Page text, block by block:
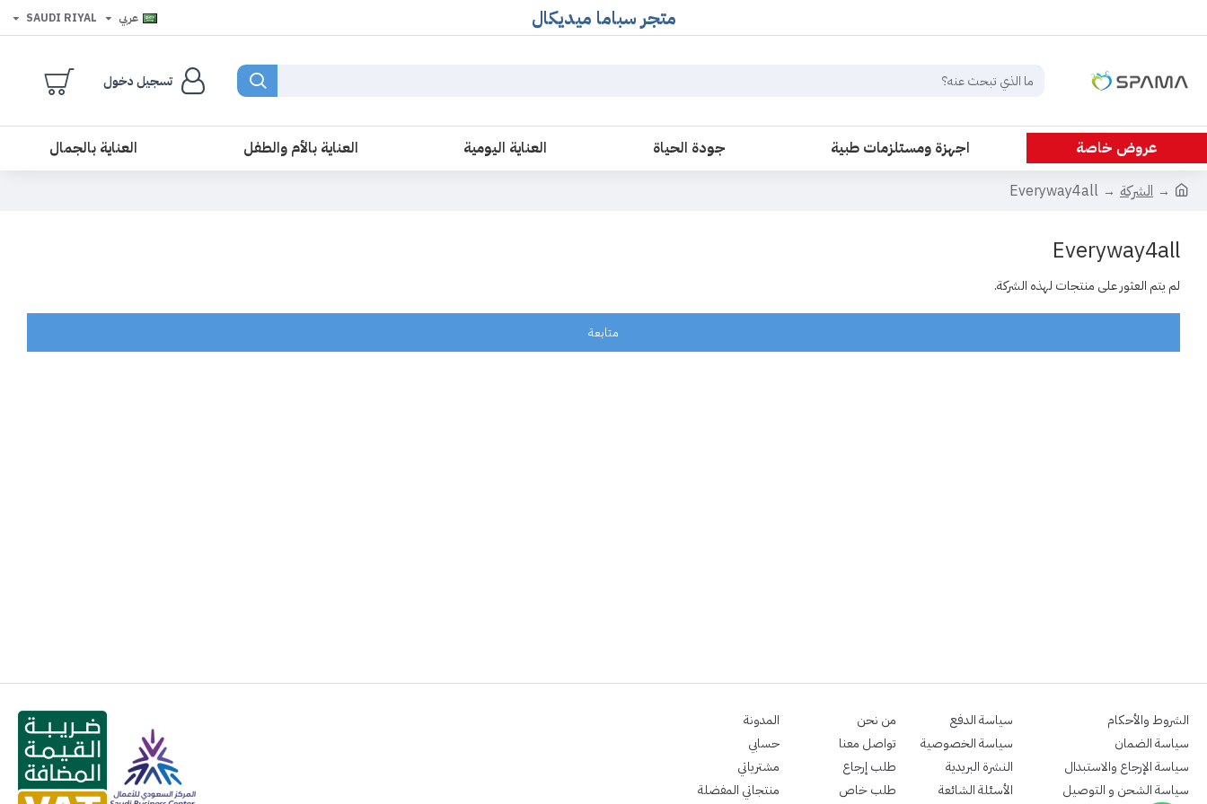
متجر سباما ميديكال عربي SAUDI RIYAL
تسجيل دخول
عروض خاصة اجهزة ومستلزمات طبية جودة الحياة العناية اليومية العناية بالأم والطفل
العناية بالجمال
الشركة
Everyway4all
Everyway4all
لم يتم العثور على منتجات لهذه الشركة.
متابعة
الشروط والأحكام
سياسة الضمان
سياسة الإرجاع والاستبدال
سياسة الشحن و التوصيل
سياسة الدفع
سياسة الخصوصية
النشرة البريدية
الأسئلة الشائعة
من نحن
تواصل معنا
طلب إرجاع
طلب خاص
المدونة
حسابي
مشترياتي
منتجاتي المفضلة